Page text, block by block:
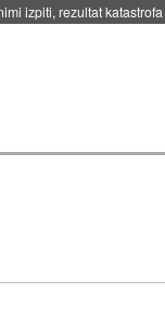
večkratno uporabo::4.